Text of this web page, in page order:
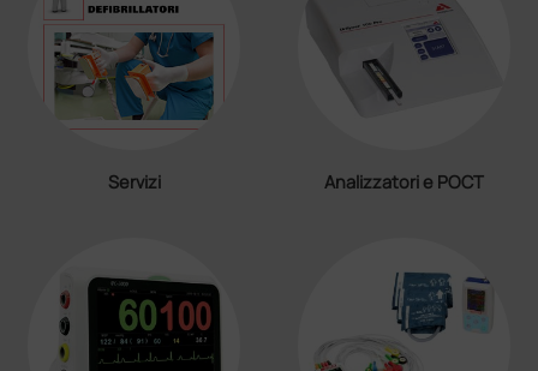
Servizi Analizzatori e POCT